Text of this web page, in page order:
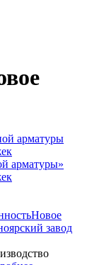
арматуры»
Новое
завод